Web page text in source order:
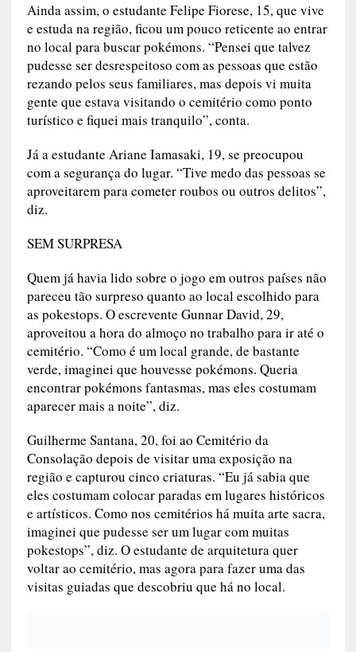
Ainda assim, o estudante Felipe Fiorese, 15, que vive
e estuda na região, ficou um pouco reticente ao entrar
no local para buscar pokémons. “Pensei que talvez
pudesse ser desrespeitoso com as pessoas que estão
rezando pelos seus familiares, mas depois vi muita
gente que estava visitando o cemitério como ponto
turístico e fiquei mais tranquilo”, conta.
Já a estudante Ariane Iamasaki, 19, se preocupou
com a segurança do lugar. “Tive medo das pessoas se
aproveitarem para cometer roubos ou outros delitos”,
diz.
SEM SURPRESA
Quem já havia lido sobre o jogo em outros países não
pareceu tão surpreso quanto ao local escolhido para
as pokestops. O escrevente Gunnar David, 29,
aproveitou a hora do almoço no trabalho para ir até o
cemitério. “Como é um local grande, de bastante
verde, imaginei que houvesse pokémons. Queria
encontrar pokémons fantasmas, mas eles costumam
aparecer mais a noite”, diz.
Guilherme Santana, 20, foi ao Cemitério da
Consolação depois de visitar uma exposição na
região e capturou cinco criaturas. “Eu já sabia que
eles costumam colocar paradas em lugares históricos
e artísticos. Como nos cemitérios há muita arte sacra,
imaginei que pudesse ser um lugar com muitas
pokestops”, diz. O estudante de arquitetura quer
voltar ao cemitério, mas agora para fazer uma das
visitas guiadas que descobriu que há no local.